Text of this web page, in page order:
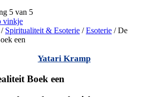
5 van 5
/ Spiritualiteit & Esoterie /Esoterie / De
een
Yatari Kramp
Boek een